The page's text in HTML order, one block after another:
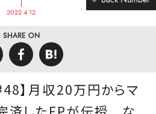
2022.4.12
SHARE ON
】月収20万円からマ